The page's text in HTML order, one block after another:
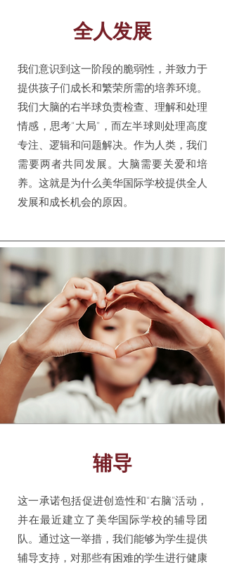
全人发展
我们意识到这一阶段的脆弱性，并致力于
提供孩子们成长和繁荣所需的培养环境。
我们大脑的右半球负责检查、理解和处理
情感，思考“大局”，而左半球则处理高度
专注、逻辑和问题解决。作为人类，我们
需要两者共同发展。大脑需要关爱和培
养。这就是为什么美华国际学校提供全人
发展和成长机会的原因。
辅导
这一承诺包括促进创造性和“右脑”活动，
并在最近建立了美华国际学校的辅导团
队。通过这一举措，我们能够为学生提供
辅导支持，对那些有困难的学生进行健康